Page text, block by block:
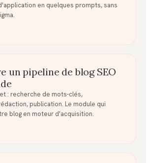
en quelques prompts, sans
un pipeline de blog SEO
: recherche de mots-clés,
publication. Le module qui
blog en moteur d'acquisition.